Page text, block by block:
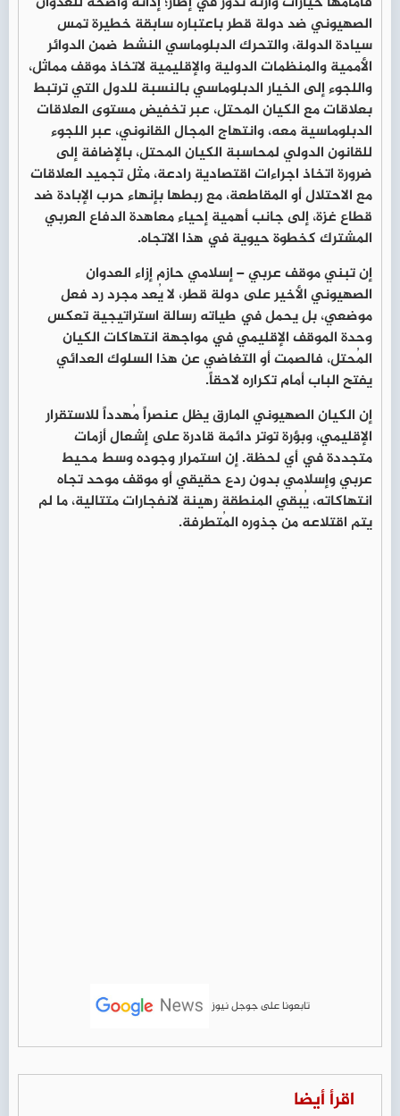
الصهيوني ضد دولة قطر باعتباره سابقة خطيرة تمس
سيادة الدولة، والتحرك الدبلوماسي النشط ضمن الدوائر
الأممية والمنظمات الدولية والإقليمية لاتخاذ موقف مماثل،
واللجوء إلى الخيار الدبلوماسي بالنسبة للدول التي ترتبط
بعلاقات مع الكيان المحتل، عبر تخفيض مستوى العلاقات
الدبلوماسية معه، وانتهاج المجال القانوني، عبر اللجوء
للقانون الدولي لمحاسبة الكيان المحتل، بالإضافة إلى
ضرورة اتخاذ اجراءات اقتصادية رادعة، مثل تجميد العلاقات
مع الاحتلال أو المقاطعة، مع ربطها بإنهاء حرب الإبادة ضد
قطاع غزة، إلى جانب أهمية إحياء معاهدة الدفاع العربي
المشترك كخطوة حيوية في هذا الاتجاه.
إن تبني موقف عربي – إسلامي حازم إزاء العدوان
الصهيوني الأخير على دولة قطر، لا يُعد مجرد رد فعل
موضعي، بل يحمل في طياته رسالة استراتيجية تعكس
وحدة الموقف الإقليمي في مواجهة انتهاكات الكيان
المُحتل، فالصمت أو التغاضي عن هذا السلوك العدائي
يفتح الباب أمام تكراره لاحقاً.
إن الكيان الصهيوني المارق يظل عنصراً مُهدداً للاستقرار
الإقليمي، وبؤرة توتر دائمة قادرة على إشعال أزمات
متجددة في أي لحظة. إن استمرار وجوده وسط محيط
عربي وإسلامي بدون ردع حقيقي أو موقف موحد تجاه
انتهاكاته، يُبقي المنطقة رهينة لانفجارات متتالية، ما لم
يتم اقتلاعه من جذوره المُتطرفة.
تابعونا على جوجل نيوز
اقرأ أيضا